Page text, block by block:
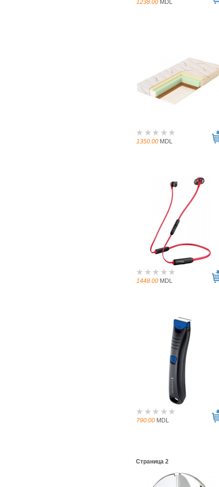
1238.00 MDL
1350.00 MDL
1448.00 MDL
790.00 MDL
Страница 2